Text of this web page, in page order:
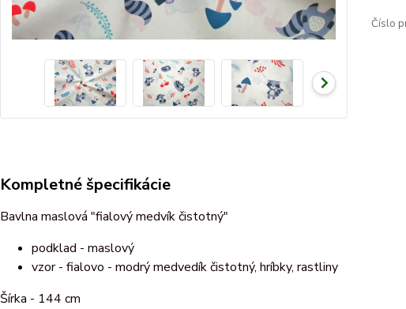
Číslo
Kompletné špecifikácie
Bavlna maslová "fialový medvík čistotný"
podklad - maslový
vzor - fialovo - modrý medvedík čistotný, hríbky, rastliny
Šírka - 144 cm